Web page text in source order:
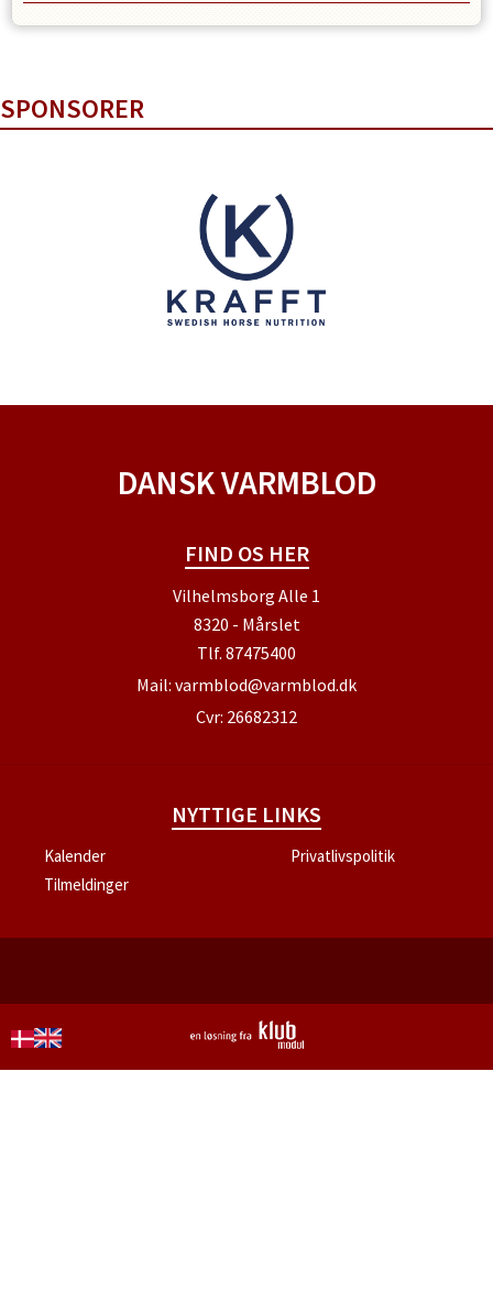
SPONSORER
DANSK VARMBLOD
FIND OS HER
Vilhelmsborg Alle 1
8320 - Mårslet
Tlf. 87475400
Mail: varmblod@varmblod.dk
Cvr: 26682312
NYTTIGE LINKS
Kalender
Privatlivspolitik
Tilmeldinger